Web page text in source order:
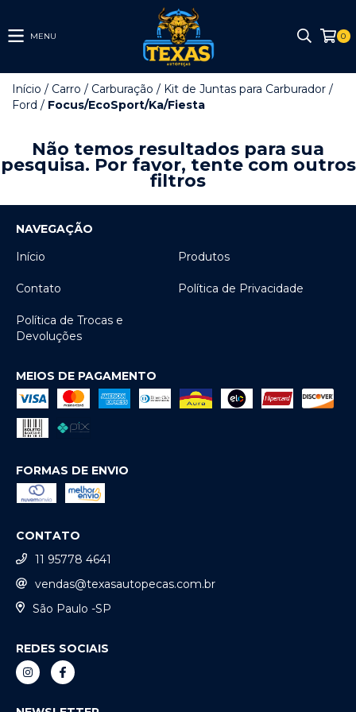
MENU 0
Início / Carro / Carburação / Kit de Juntas para Carburador /
Ford / Focus/EcoSport/Ka/Fiesta
Não temos resultados para sua
pesquisa. Por favor, tente com outros
filtros
NAVEGAÇÃO
Início
Produtos
Contato Política de Privacidade
Política de Trocas e
Devoluções
MEIOS DE PAGAMENTO
FORMAS DE ENVIO
CONTATO
11 95778 4641
vendas@texasautopecas.com.br
São Paulo -SP
REDES SOCIAIS